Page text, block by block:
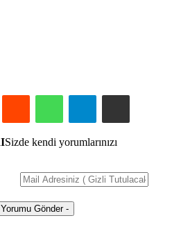
Pinterest Reddit WhatsAppTelegram
Sizde kendi yorumlarınızı